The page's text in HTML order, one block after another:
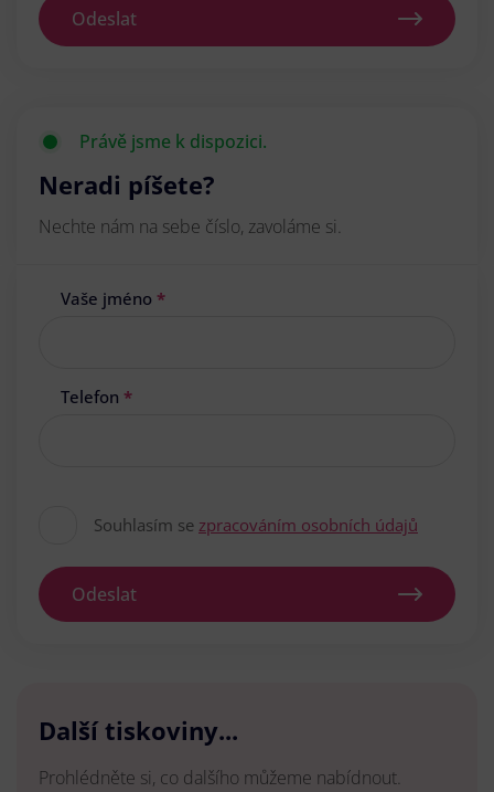
Odeslat
Právě jsme k dispozici.
Neradi píšete?
Nechte nám na sebe číslo, zavoláme si.
Vaše jméno *
Telefon *
Souhlasím se zpracováním osobních údajů
Odeslat
Další tiskoviny...
Prohlédněte si, co dalšího můžeme nabídnout.